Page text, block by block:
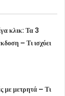
κλικ: Τα 3
– Τι ισχύει
με μετρητά – Τι